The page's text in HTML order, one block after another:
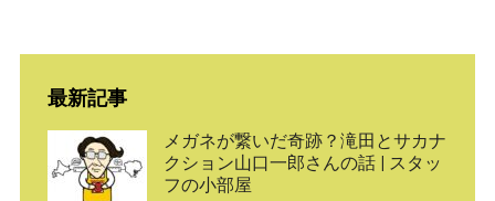
最新記事
メガネが繋いだ奇跡？滝田とサカナ
クション山口一郎さんの話 | スタッ
フの小部屋